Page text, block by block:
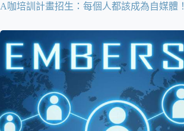
A咖培訓計畫招生：每個人都該成為自媒體！